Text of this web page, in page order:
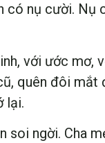
có nụ cười.
với ước
quên đôi
lại.
soi ngời. Cha